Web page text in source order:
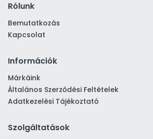
Rólunk
Bemutatkozás
Kapcsolat
Információk
Márkáink
Általános Szerződési Feltételek
Adatkezelési Tájékoztató
Szolgáltatások